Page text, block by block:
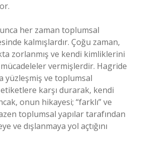
her zaman toplumsal
kalmışlardır. Çoğu zaman,
zorlanmış ve kendi kimliklerini
vermişlerdir. Hagride
yüzleşmiş ve toplumsal
karşı durarak, kendi
onun hikayesi; “farklı” ve
toplumsal yapılar tarafından
ve dışlanmaya yol açtığını